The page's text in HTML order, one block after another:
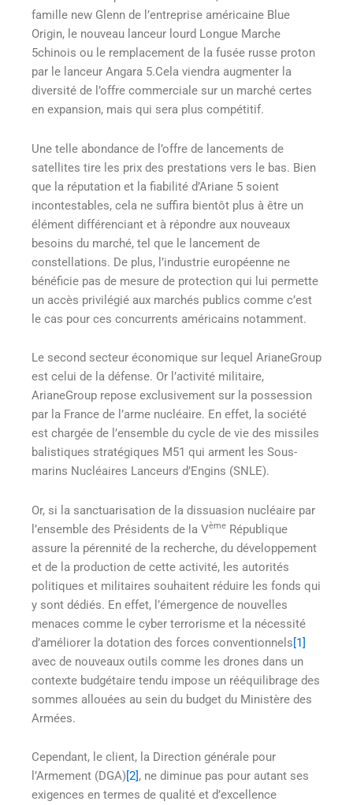
famille new Glenn de l’entreprise américaine Blue
Origin, le nouveau lanceur lourd Longue Marche
5chinois ou le remplacement de la fusée russe proton
par le lanceur Angara 5.Cela viendra augmenter la
diversité de l’offre commerciale sur un marché certes
en expansion, mais qui sera plus compétitif.
Une telle abondance de l’offre de lancements de
satellites tire les prix des prestations vers le bas. Bien
que la réputation et la fiabilité d’Ariane 5 soient
incontestables, cela ne suffira bientôt plus à être un
élément différenciant et à répondre aux nouveaux
besoins du marché, tel que le lancement de
constellations. De plus, l’industrie européenne ne
bénéficie pas de mesure de protection qui lui permette
un accès privilégié aux marchés publics comme c’est
le cas pour ces concurrents américains notamment.
Le second secteur économique sur lequel ArianeGroup
est celui de la défense. Or l’activité militaire,
ArianeGroup repose exclusivement sur la possession
par la France de l’arme nucléaire. En effet, la société
est chargée de l’ensemble du cycle de vie des missiles
balistiques stratégiques M51 qui arment les Sous-
marins Nucléaires Lanceurs d’Engins (SNLE).
Or, si la sanctuarisation de la dissuasion nucléaire par
l’ensemble des Présidents de la Vème République
assure la pérennité de la recherche, du développement
et de la production de cette activité, les autorités
politiques et militaires souhaitent réduire les fonds qui
y sont dédiés. En effet, l’émergence de nouvelles
menaces comme le cyber terrorisme et la nécessité
d’améliorer la dotation des forces conventionnels[1]
avec de nouveaux outils comme les drones dans un
contexte budgétaire tendu impose un rééquilibrage des
sommes allouées au sein du budget du Ministère des
Armées.
Cependant, le client, la Direction générale pour
l’Armement (DGA)[2], ne diminue pas pour autant ses
exigences en termes de qualité et d’excellence